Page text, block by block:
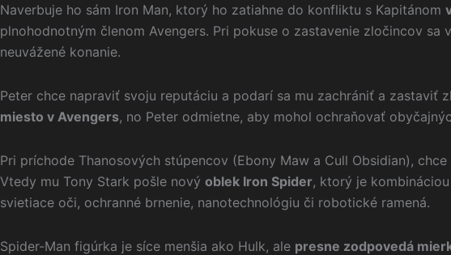
Naverbuje ho sám Iron Man, ktorý ho zatiahne do konfliktu s Kapitánom
plnohodnotným členom Avengers. Pri pokuse o zastavenie zločincov
neuvážené konanie.
Peter chce napraviť svoju reputáciu a podarí sa mu zachrániť a
miesto v Avengers, no Peter odmietne, aby mohol ochraňovať
Pri príchode Thanosových stúpencov (Ebony Maw a Cull Obsidian),
Vtedy mu Tony Stark pošle nový oblek Iron Spider, ktorý je
svietiace oči, ochranné brnenie, nanotechnológiu či robotické ramená.
Spider-Man figúrka je síce menšia ako Hulk, ale presne zodpovedá